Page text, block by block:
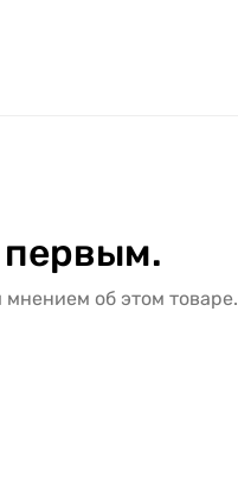
первым.
об этом товаре.